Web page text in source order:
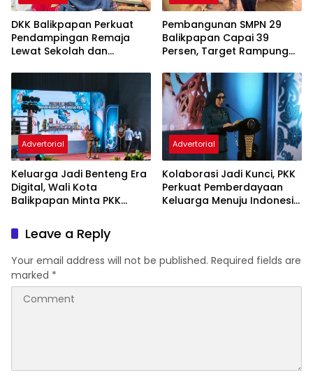
DKK Balikpapan Perkuat
Pendampingan Remaja
Lewat Sekolah dan
Pembangunan SMPN 29
Balikpapan Capai 39
Persen, Target Rampung
Advertorial
Keluarga Jadi Benteng Era
Digital, Wali Kota
Balikpapan Minta PKK
Karakter Generasi Muda
Advertorial
Kolaborasi Jadi Kunci, PKK
Perkuat Pemberdayaan
Keluarga Menuju Indonesia
Leave a Reply
Your email address will not be published. Required fields are
marked *